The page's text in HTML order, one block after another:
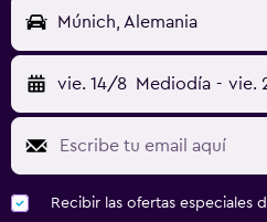
Múnich, Alemania
vie. 14/8 Mediodía - vie.
Recibir las ofertas especiales